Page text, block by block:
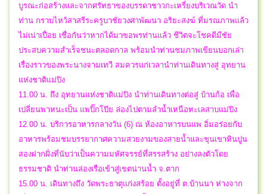
บูรณะก่อสร้างและจากศรัทธาของบรรดาชาวกะเหรี่ยงบริเวณวัด นำ
ท่าน กราบไหว้สาสรีระครูบาชัยวงศาพัฒนา อริยะสงฆ์ ที่มรณภาพแล้ว
ไม่เน่าเปื่อย เชื่อกันว่าหากได้มาขอพรท่านแล้ว ชีวิตจะโชคดีมีชัย
ประสบความสำเร็จชนะตลอดกาล พร้อมนำท่านชมภาพเขียนบอกเล่า
เรื่องราวของพระนางจามเทวี สมควรแก่เวลานำท่านเดินทางสู่ อุทยาน
แห่งชาติแม่ปิง
11.00 น. ถึง อุทยานแห่งชาติแม่ปิง นำท่านเดินทางต่อสู่ บ้านก้อ เพื่อ
เปลี่ยนพาหนะเป็น แพปิ๊กโป๊ย ล่องไปตามลำน้ำเหนือทะเลสาบแม่ปิง
12.00 น. บริการอาหารกลางวัน (6) ณ ห้องอาหารบนแพ อิ่มอร่อยกับ
อาหารพร้อมชมบรรยากาศความสวยงามของสายน้ำและขุนเขาหินปูน
สองฝากฝั่งที่นับว่าเป็นความมหัศจรรย์ที่สรรสร้าง อย่างลงตัวโดย
ธรรมชาติ นำท่านล่องเรือเข้าสู่เขตน่านน้ำ จ.ตาก
15.00 น. เดินทางถึง วัดพระธาตุแก่งสร้อย ตั้งอยู่ที่ ต.บ้านนา ห่างจาก